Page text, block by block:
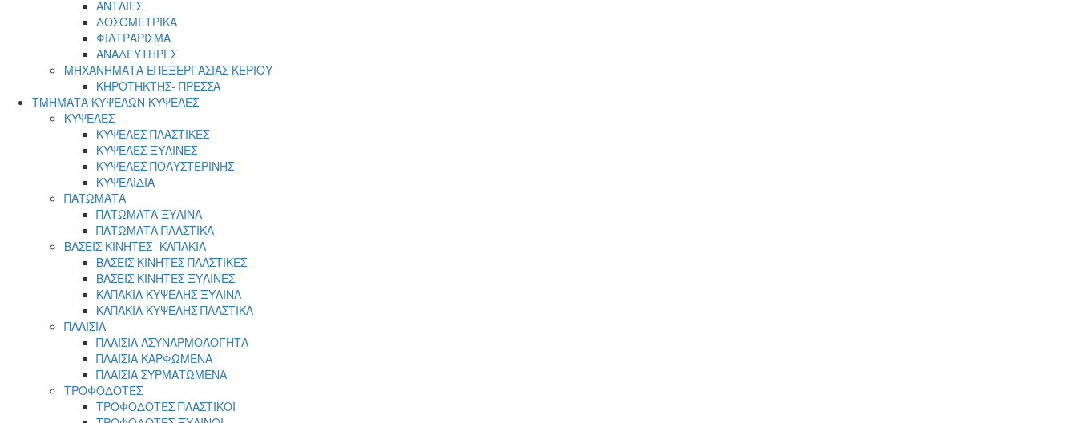
ΑΝΤΛΙΕΣ
ΔΟΣΟΜΕΤΡΙΚΑ
ΦΙΛΤΡΑΡΙΣΜΑ
ΑΝΑΔΕΥΤΗΡΕΣ
ΜΗΧΑΝΗΜΑΤΑ ΕΠΕΞΕΡΓΑΣΙΑΣ ΚΕΡΙΟΥ
ΚΗΡΟΤΗΚΤΗΣ- ΠΡΕΣΣΑ
ΤΜΗΜΑΤΑ ΚΥΨΕΛΩΝ ΚΥΨΕΛΕΣ
ΚΥΨΕΛΕΣ
ΚΥΨΕΛΕΣ ΠΛΑΣΤΙΚΕΣ
ΚΥΨΕΛΕΣ ΞΥΛΙΝΕΣ
ΚΥΨΕΛΕΣ ΠΟΛΥΣΤΕΡΙΝΗΣ
ΚΥΨΕΛΙΔΙΑ
ΠΑΤΩΜΑΤΑ
ΠΑΤΩΜΑΤΑ ΞΥΛΙΝΑ
ΠΑΤΩΜΑΤΑ ΠΛΑΣΤΙΚΑ
ΒΑΣΕΙΣ ΚΙΝΗΤΕΣ- ΚΑΠΑΚΙΑ
ΒΑΣΕΙΣ ΚΙΝΗΤΕΣ ΠΛΑΣΤΙΚΕΣ
ΒΑΣΕΙΣ ΚΙΝΗΤΕΣ ΞΥΛΙΝΕΣ
ΚΑΠΑΚΙΑ ΚΥΨΕΛΗΣ ΞΥΛΙΝΑ
ΚΑΠΑΚΙΑ ΚΥΨΕΛΗΣ ΠΛΑΣΤΙΚΑ
ΠΛΑΙΣΙΑ
ΠΛΑΙΣΙΑ ΑΣΥΝΑΡΜΟΛΟΓΗΤΑ
ΠΛΑΙΣΙΑ ΚΑΡΦΩΜΕΝΑ
ΠΛΑΙΣΙΑ ΣΥΡΜΑΤΩΜΕΝΑ
ΤΡΟΦΟΔΟΤΕΣ
ΤΡΟΦΟΔΟΤΕΣ ΠΛΑΣΤΙΚΟΙ